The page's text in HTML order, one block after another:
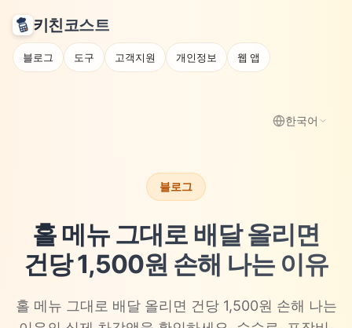
키친코스트
블로그 도구 고객지원 개인정보 웹 앱
한국어
블로그
홀 메뉴 그대로 배달 올리면
건당 1,500원 손해 나는 이유
홀 메뉴 그대로 배달 올리면 건당 1,500원 손해 나는